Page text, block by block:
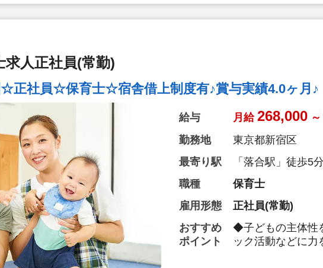
（先輩社員が徹底
◆宿舎借上げ制度
◆ベネフィットス
ー施設などの割引）
◆永年勤続表彰（
とリフレッシュ
◆退職金制度あり
◆職員同士の協力
い、ブランクが有
トします！）
求人正社員(常勤)
正社員☆保育士☆宿舎借上制度有♪賞与実績4.0ヶ月♪
給与 月給 268,000 ～
勤務地
東京都新宿区
最寄り駅
「落合駅」徒歩5
職種
保育士
雇用形態
正社員(常勤)
おすすめ
ポイント
◆子どもの主体性
ック活動などに力